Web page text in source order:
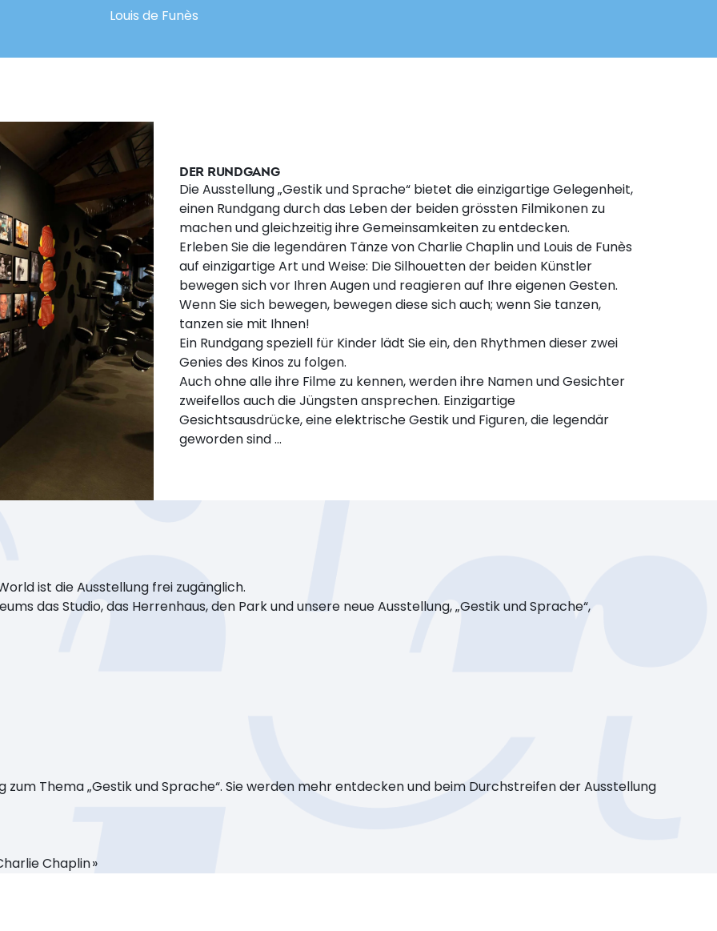
Louis de Funès
DER RUNDGANG
Die Ausstellung „Gestik und Sprache“ bietet die einzigartige Gelegenheit,
einen Rundgang durch das Leben der beiden grössten Filmikonen zu
machen und gleichzeitig ihre Gemeinsamkeiten zu entdecken.
Erleben Sie die legendären Tänze von Charlie Chaplin und Louis de Funès
auf einzigartige Art und Weise: Die Silhouetten der beiden Künstler
bewegen sich vor Ihren Augen und reagieren auf Ihre eigenen Gesten.
Wenn Sie sich bewegen, bewegen diese sich auch; wenn Sie tanzen,
tanzen sie mit Ihnen!
Ein Rundgang speziell für Kinder lädt Sie ein, den Rhythmen dieser zwei
Genies des Kinos zu folgen.
Auch ohne alle ihre Filme zu kennen, werden ihre Namen und Gesichter
zweifellos auch die Jüngsten ansprechen. Einzigartige
Gesichtsausdrücke, eine elektrische Gestik und Figuren, die legendär
geworden sind ...
ist die Ausstellung frei zugänglich.
das Studio, das Herrenhaus, den Park und unsere neue Ausstellung, „Gestik und Sprache“,
zum Thema „Gestik und Sprache“. Sie werden mehr entdecken und beim Durchstreifen der Ausstellung
Chaplin »